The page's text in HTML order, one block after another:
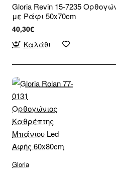
Gloria Revin 15-7235
με Ράφι 50x70cm
40,30€
Καλάθι
Gloria